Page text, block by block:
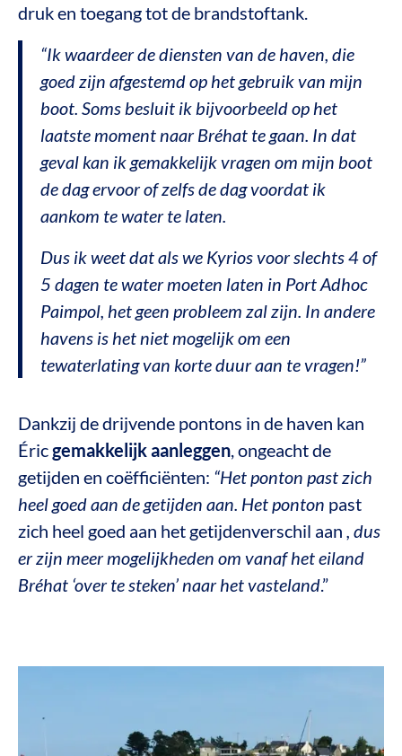
druk en toegang tot de brandstoftank.
“Ik waardeer de diensten van de haven, die
goed zijn afgestemd op het gebruik van mijn
boot. Soms besluit ik bijvoorbeeld op het
laatste moment naar Bréhat te gaan. In dat
geval kan ik gemakkelijk vragen om mijn boot
de dag ervoor of zelfs de dag voordat ik
aankom te water te laten.
Dus ik weet dat als we Kyrios voor slechts 4 of
5 dagen te water moeten laten in Port Adhoc
Paimpol, het geen probleem zal zijn. In andere
havens is het niet mogelijk om een
tewaterlating van korte duur aan te vragen!”
Dankzij de drijvende pontons in de haven kan
Éricgemakkelijk aanleggen , ongeacht de
getijden en coëfficiënten: “Het ponton past zich
heel goed aan de getijden aan. Het ponton past
zich heel goed aan het getijdenverschil aan , dus
er zijn meer mogelijkheden om vanaf het eiland
Bréhat ‘over te steken’ naar het vasteland.”